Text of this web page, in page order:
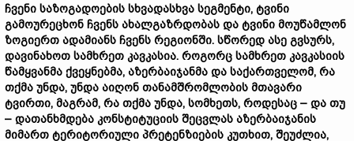
ჩვენი საზოგადოების სხვადასხვა სეგმენტი, ტვინი
გამოურეცხონ ჩვენს ახალგაზრდობას და ტვინი მოუწამლონ
ზოგიერთ ადამიანს ჩვენს რეგიონში. სწორედ ასე გვსურს,
დავინახოთ სამხრეთ კავკასია. როგორც სამხრეთ კავკასიის
წამყვანმა ქვეყნებმა, აზერბაიჯანმა და საქართველომ, რა
თქმა უნდა, უნდა აიღონ თანამშრომლობის მთავარი
ტვირთი, მაგრამ, რა თქმა უნდა, სომხეთს, როდესაც – და თუ
– დათანხმდება კონსტიტუციის შეცვლას აზერბაიჯანის
მიმართ ტერიტორიული პრეტენზიების კუთხით, შეუძლია,